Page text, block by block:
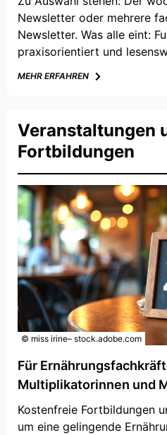
Newsletter oder mehrere
Newsletter. Was alle eint:
praxisorientiert und
MEHR ERFAHREN
© miss irine– stock.adobe.com
Veranstaltungen
Fortbildungen
Für
Multiplikatorinnen und
Kostenfreie Fortbildungen
um eine gelingende